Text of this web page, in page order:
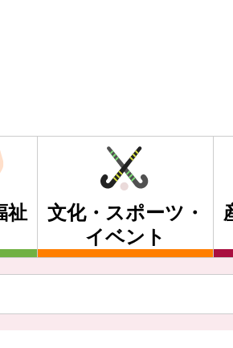
祉
文化・スポーツ・
イベント